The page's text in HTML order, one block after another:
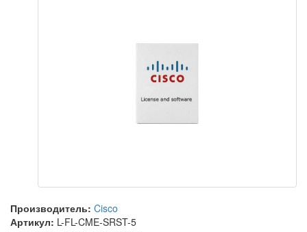
Производитель: Cisco
Артикул: L-FL-CME-SRST-5